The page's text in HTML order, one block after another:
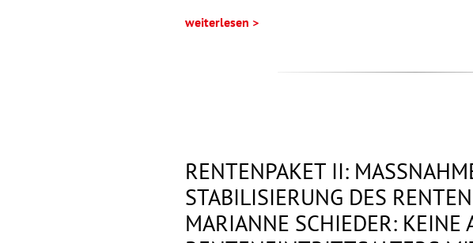
weiterlesen >
RENTENPAKET II:
STABILISIERUNG DES
MARIANNE SCHIEDER: KEINE